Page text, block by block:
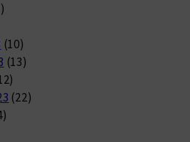
(10)
(13)
(22)